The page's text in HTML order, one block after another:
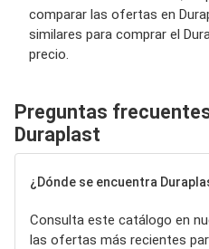
comparar las ofertas en
similares para comprar el
precio.
Preguntas
Duraplast
¿Dónde se encuentra
Consulta este catálogo en
las ofertas más recientes